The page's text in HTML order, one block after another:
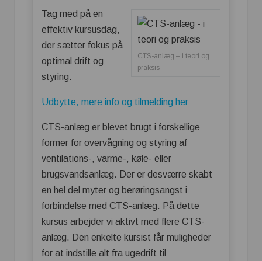
CTS-anlæg – i teori og
praksis
Tag med på en
effektiv kursusdag,
der sætter fokus på
optimal drift og
styring.
Udbytte, mere info og tilmelding her
CTS-anlæg er blevet brugt i forskellige
former for overvågning og styring af
ventilations-, varme-, køle- eller
brugsvandsanlæg. Der er desværre skabt
en hel del myter og berøringsangst i
forbindelse med CTS-anlæg. På dette
kursus arbejder vi aktivt med flere CTS-
anlæg. Den enkelte kursist får muligheder
for at indstille alt fra ugedrift til